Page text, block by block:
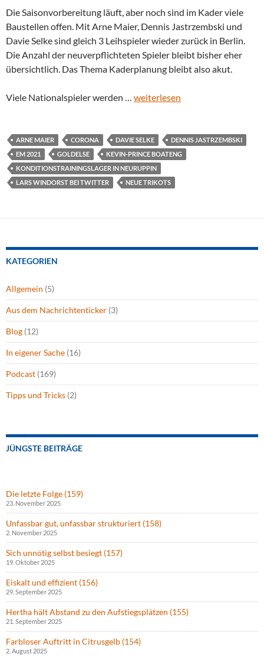
Die Saisonvorbereitung läuft, aber noch sind im Kader viele
Baustellen offen. Mit Arne Maier, Dennis Jastrzembski und
Davie Selke sind gleich 3 Leihspieler wieder zurück in Berlin.
Die Anzahl der neuverpflichteten Spieler bleibt bisher eher
übersichtlich. Das Thema Kaderplanung bleibt also akut.
Viele Nationalspieler werden … weiterlesen
ARNE MAIER CORONA DAVIE SELKE
DENNIS JASTRZEMBSKI
EM 2021
GOLDELSE
KEVIN-PRINCE BOATENG
KONDITIONSTRAININGSLAGER IN NEURUPPIN
LARS WINDORST BEI TWITTER
NEUE TRIKOTS
KATEGORIEN
Allgemein (5)
Aus dem Nachrichtenticker (3)
Blog (12)
In eigener Sache (16)
Podcast (169)
Tipps und Tricks (2)
JÜNGSTE BEITRÄGE
Die letzte Folge (159)
23. November 2025
Unfassbar gut, unfassbar strukturiert (158)
2. November 2025
Sich unnötig selbst besiegt (157)
19. Oktober 2025
Eiskalt und effizient (156)
29. September 2025
Hertha hält Abstand zu den Aufstiegsplätzen (155)
21. September 2025
Farbloser Auftritt in Citrusgelb (154)
2. August 2025